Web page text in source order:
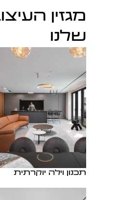
מגזין העיצוב
שלנו
תכנון וילה יוקרתית